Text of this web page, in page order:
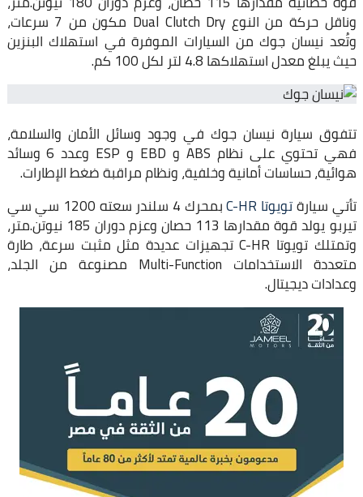
وناقل حركة من النوع Dual Clutch Dry مكون من 7 سرعات،
وتُعد نيسان جوك من السيارات الموفرة في استهلاك البنزين
حيث يبلغ معدل استهلاكها 4.8 لتر لكل 100 كم.
تتفوق سيارة نيسان جوك في وجود وسائل الأمان والسلامة،
فهي تحتوي على نظام ABS و EBD و ESP وعدد 6 وسائد
هوائية، حساسات أمانية وخلفية، ونظام مراقبة ضغط الإطارات.
تأتي سيارةتويوتا C-HR بمحرك 4 سلندر سعته 1200 سي سي
تيربو يولد قوة مقدارها 113 حصان وعزم دوران 185 نيوتن.متر،
وتمتلك تويوتا C-HR تجهيزات عديدة مثل مثبت سرعة، طارة
متعددة الاستخدامات Multi-Function مصنوعة من الجلد،
وعدادات ديجيتال.